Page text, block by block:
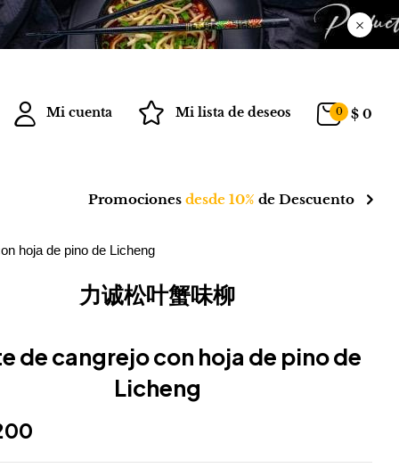
Mi cuenta Mi lista de deseos 0 $ 0
Promociones desde 10% de Descuento
hoja de pino de Licheng
力诚松叶蟹味柳
de cangrejo con hoja de pino de
Licheng